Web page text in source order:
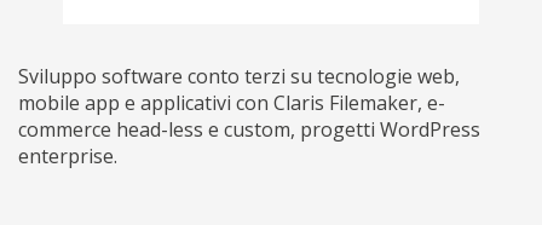
Sviluppo software conto terzi su tecnologie web,
mobile app e applicativi con Claris Filemaker, e-
commerce head-less e custom, progetti WordPress
enterprise.